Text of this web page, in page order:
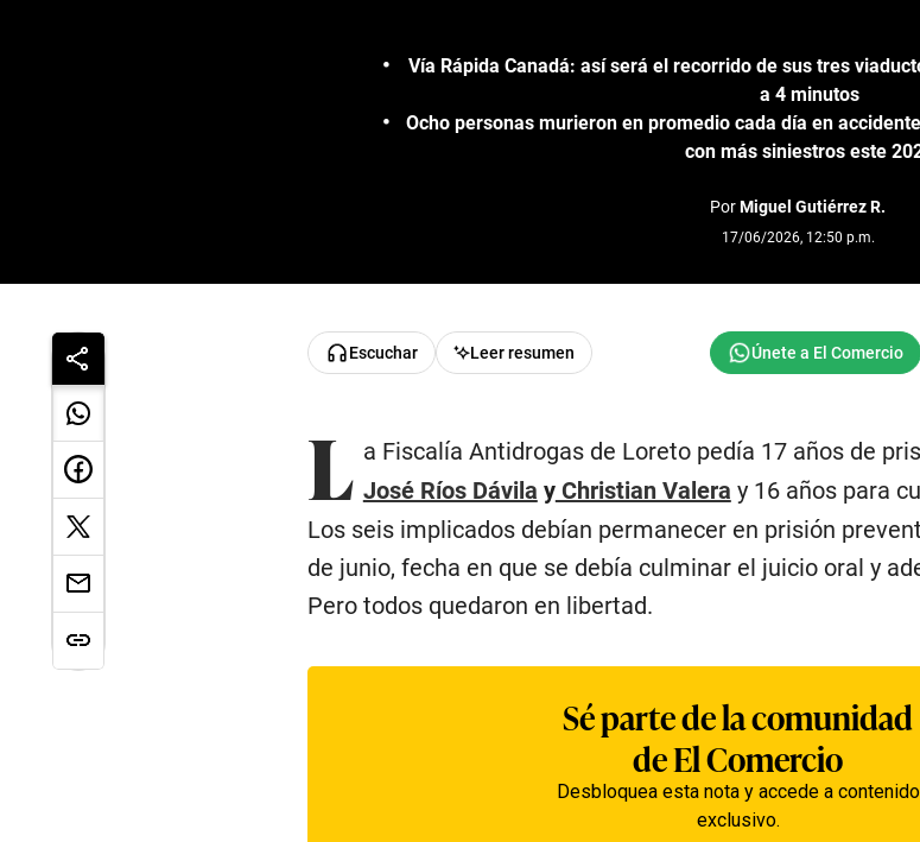
Vía Rápida Canadá: así será el recorrido de sus tres
a 4 minutos
Ocho personas murieron en promedio cada día en
con más siniestros este
PorMiguel Gutiérrez R.
17/06/2026, 12:50 p.m.
Escuchar Leer resumen
L a Fiscalía Antidrogas de Loreto pedía 17 años de
José Ríos Dávila yChristian Valera y 16 años para
Los seis implicados debían permanecer en prisión
de junio, fecha en que se debía culminar el juicio oral y
Pero todos quedaron en libertad.